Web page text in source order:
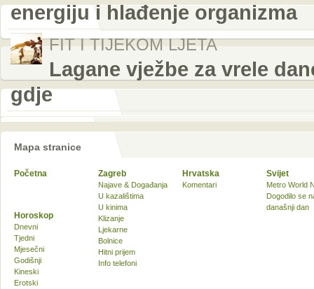
energiju i hlađenje organizma
FIT I TIJEKOM LJETA
Lagane vježbe za vrele
gdje
Mapa stranice
Početna Zagreb
Najave & Događanja
U kazalištima
U kinima
Klizanje
Ljekarne
Bolnice
Hitni prijem
Info telefoni
Hrvatska
Komentari
Svijet
Metro World
Dogodilo se
današnji dan
Horoskop
Dnevni
Tjedni
Mjesečni
Godišnji
Kineski
Erotski